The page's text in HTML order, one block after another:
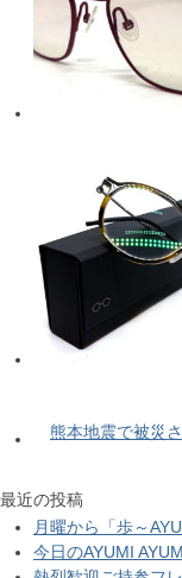
熊本地震で被災
最近の投稿
月曜から「歩～
今日のAYUMI